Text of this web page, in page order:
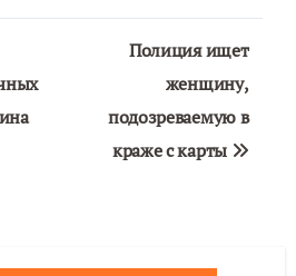
Полиция ищет
женщину,
подозреваемую в
краже с карты